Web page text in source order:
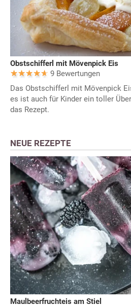
Obstschifferl mit Mövenpick Eis
9 Bewertungen
Das Obstschifferl mit Mövenpick
es ist auch für Kinder ein toller
das Rezept.
NEUE REZEPTE
Maulbeerfruchteis am Stiel